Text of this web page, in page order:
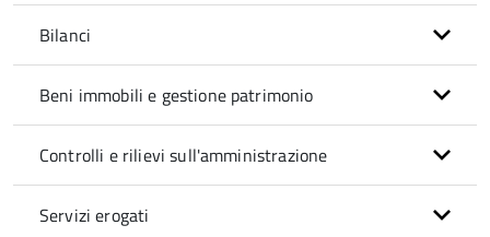
Bilanci
Beni immobili e gestione patrimonio
Controlli e rilievi sull'amministrazione
Servizi erogati